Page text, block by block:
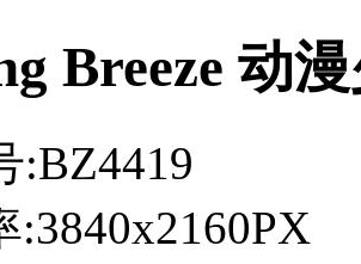
Breeze 动
:BZ4419
:3840x2160PX